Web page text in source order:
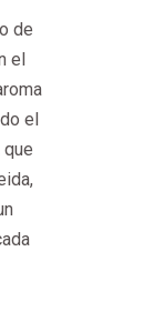
de
el
el